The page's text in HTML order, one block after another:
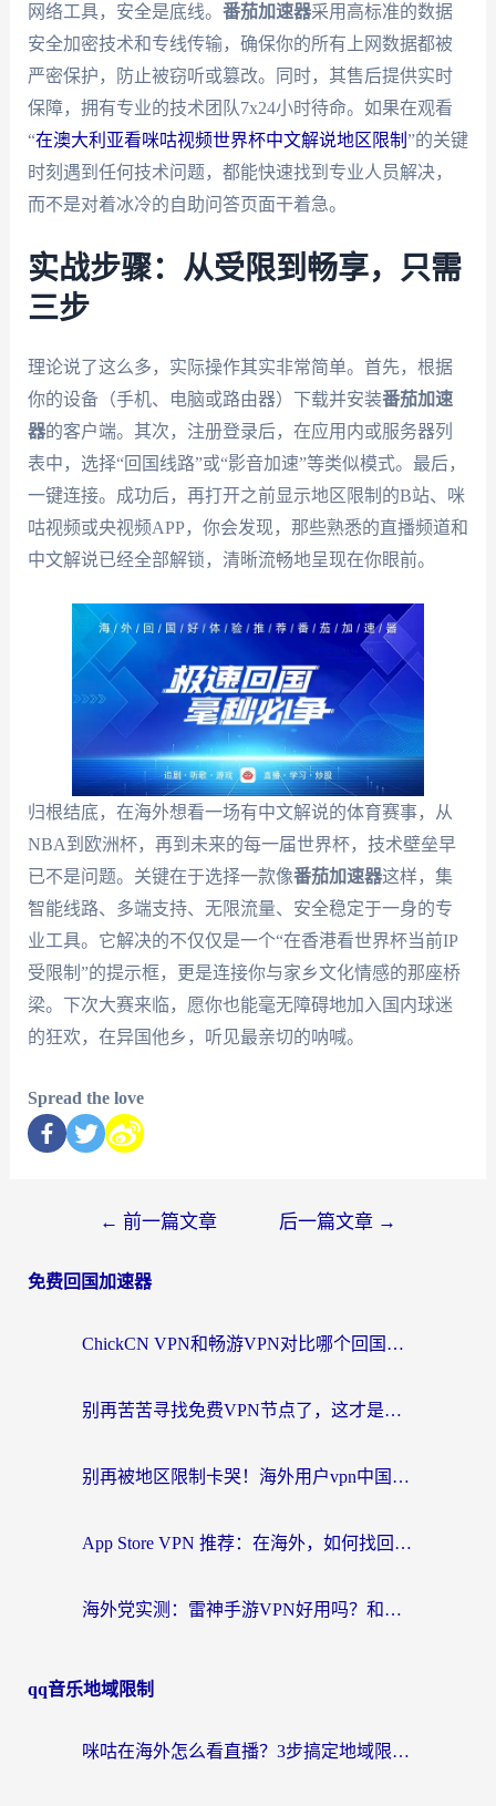
网络工具，安全是底线。 番茄加速器采用高标准的数据
安全加密技术和专线传输，确保你的所有上网数据都被
严密保护，防止被窃听或篡改。同时，其售后提供实时
保障，拥有专业的技术团队7x24小时待命。如果在观看
“在澳大利亚看咪咕视频世界杯中文解说地区限制 ”的关键
时刻遇到任何技术问题，都能快速找到专业人员解决，
而不是对着冰冷的自助问答页面干着急。
实战步骤：从受限到畅享，只需
三步
理论说了这么多，实际操作其实非常简单。首先，根据
你的设备（手机、电脑或路由器）下载并安装番茄加速
器的客户端。其次，注册登录后，在应用内或服务器列
表中，选择“回国线路”或“影音加速”等类似模式。最后，
一键连接。成功后，再打开之前显示地区限制的B站、咪
咕视频或央视频APP，你会发现，那些熟悉的直播频道和
中文解说已经全部解锁，清晰流畅地呈现在你眼前。
归根结底，在海外想看一场有中文解说的体育赛事，从
NBA到欧洲杯，再到未来的每一届世界杯，技术壁垒早
已不是问题。关键在于选择一款像番茄加速器这样，集
智能线路、多端支持、无限流量、安全稳定于一身的专
业工具。它解决的不仅仅是一个“在香港看世界杯当前IP
受限制”的提示框，更是连接你与家乡文化情感的那座桥
梁。下次大赛来临，愿你也能毫无障碍地加入国内球迷
的狂欢，在异国他乡，听见最亲切的呐喊。
Spread the love
← 前一篇文章 后一篇文章 →
免费回国加速器
ChickCN VPN和畅游VPN对比哪个回国效果更好？海外党必看的回国加速器选择指南
别再苦苦寻找免费VPN节点了，这才是海外访问国内资源的正确姿势
别再被地区限制卡哭！海外用户vpn中国下载全攻略，无缝刷剧办公社交
App Store VPN 推荐：在海外，如何找回那扇回家的“任意门”？
海外党实测：雷神手游VPN好用吗？和闪电VPN对比哪个回国效果更好？附小众工具深度测评
qq音乐地域限制
咪咕在海外怎么看直播？3步搞定地域限制，还能畅看腾讯视频与国内热剧